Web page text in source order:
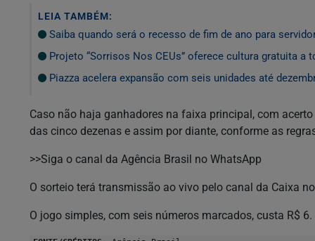
LEIA TAMBÉM:
Saiba quando será o recesso de fim de ano para
Projeto “Sorrisos Nos CEUs” oferece cultura gratuita a
Piazza acelera expansão com seis unidades até
Caso não haja ganhadores na faixa principal, com
das cinco dezenas e assim por diante, conforme as
>>Siga o canal da Agência Brasil no WhatsApp
O sorteio terá transmissão ao vivo pelo canal da Caixa
O jogo simples, com seis números marcados, custa R$ 6.